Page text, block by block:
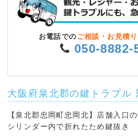
お電話での ご相談・お見積
050-8882-
大阪府泉北郡の鍵トラブル
【泉北郡忠岡町忠岡北】店舗入口
シリンダー内で折れたため鍵抜き